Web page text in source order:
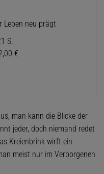
Leben neu prägt
S.
€
man kann die Blicke der
jeder, doch niemand redet
Kreienbrink wirft ein
meist nur im Verborgenen